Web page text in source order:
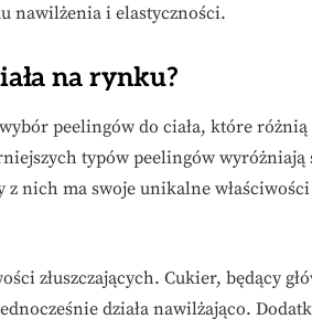
nawilżenia i elastyczności.
na rynku?
peelingów do ciała, które różnią
typów peelingów wyróżniają
z nich ma swoje unikalne
złuszczających. Cukier, będący
działa nawilżająco.